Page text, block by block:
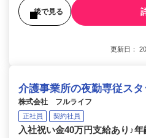
後で見る
更新日：
介護事業所の夜勤専従スタ
株式会社 フルライフ
正社員 契約社員
入社祝い金40万円支給あり♪